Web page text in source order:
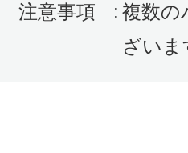
注意事項 : 複数の
ざいま